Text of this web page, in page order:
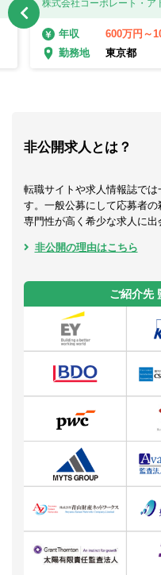
株式会社コーポレート・ア
年収
600万円～
勤務地
東京都
非公開求人とは？
転職サイトや求人情報誌で
す。一般公募にして応募者の
専門性が高く希少な求人に出
非公開の理由はこちら
ご紹介先